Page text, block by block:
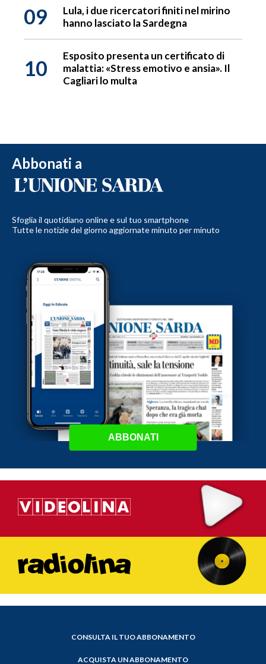
09
Lula, i due ricercatori finiti nel mirino
hanno lasciato la Sardegna
10
Esposito presenta un certificato di
malattia: «Stress emotivo e ansia». Il
Cagliari lo multa
Abbonati a
Sfoglia il quotidiano online e sul tuo smartphone
Tutte le notizie del giorno aggiornate minuto per minuto
ABBONATI
CONSULTA IL TUO ABBONAMENTO
ACQUISTA UN ABBONAMENTO